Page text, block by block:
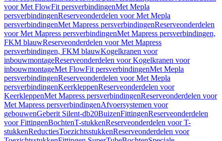
voor Met FlowFit persverbindingenMet Mepla
persverbindingenReserveonderdelen voor Met Mepla
persverbindingenMet Mapress persverbindingenReserveonderdelen
voor Met Mapress persverbindingenMet Mapress persverbindingen,
FKM blauwReserveonderdelen voor Met Mapress
persverbindingen, FKM blauwKogelkranen voor
inbouwmontageReserveonderdelen voor Kogelkranen voor
inbouwmontageMet FlowFit persverbindingenMet Mepla
persverbindingenReserveonderdelen voor Met Mepla
persverbindingenKeerkleppenReserveonderdelen voor
KeerkleppenMet Mapress persverbindingenReserveonderdelen voor
Met Mapress persverbindingenAfvoersystemen voor
gebouwenGeberit Silent-db20BuizenFittingenReserveonderdelen
voor FittingenBochtenT-stukkenReserveonderdelen voor T-
stukkenReductiesToezichtsstukkenReserveonderdelen voor